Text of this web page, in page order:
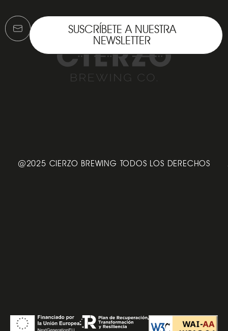
SUSCRÍBETE A NUESTRA
NEWSLETTER
@2025 CIERZO BREWING TODOS LOS DERECHOS